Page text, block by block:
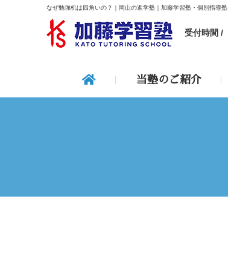
なぜ勉強机は四角いの？｜岡山の進学塾｜加藤学習塾・個別指導塾
受付時間 /
当塾のご紹介